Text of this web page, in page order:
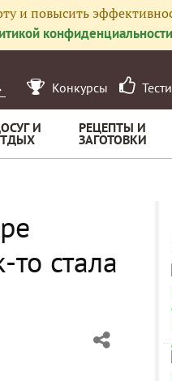
и повысить
конфиденциальности
Конкурсы
И РЕЦЕПТЫ И
ЗАГОТОВКИ
стала